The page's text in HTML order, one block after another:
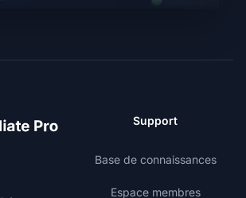
Support
Base de connaissances
Espace membres